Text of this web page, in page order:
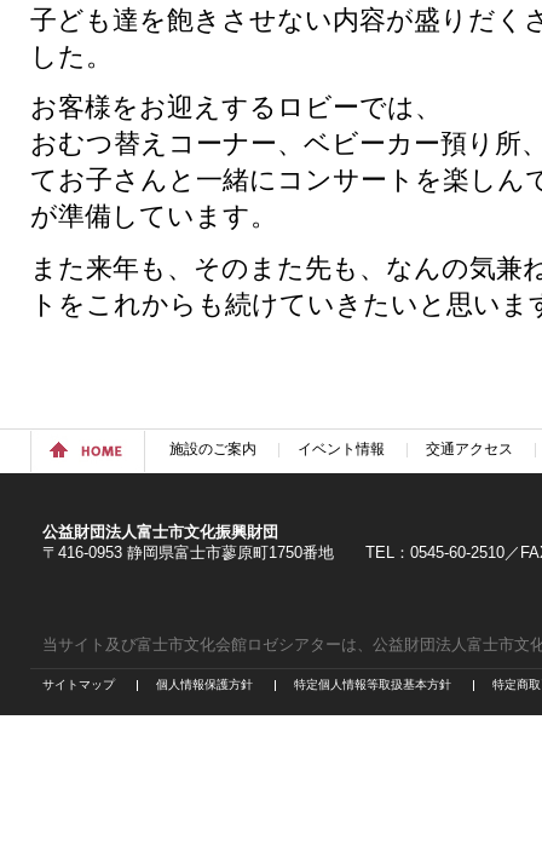
子ども達を飽きさせない内容が盛りだく
した。
お客様をお迎えするロビーでは、
おむつ替えコーナー、ベビーカー預り所
てお子さんと一緒にコンサートを楽しん
が準備しています。
また来年も、そのまた先も、なんの気兼
トをこれからも続けていきたいと思いま
施設のご案内 イベント情報 交通アクセス
公益財団法人富士市文化振興財団
〒416-0953 静岡県富士市蓼原町1750番地 TEL：0545-60-2510／
当サイト及び富士市文化会館ロゼシアターは、公益財団法人富士市文
サイトマップ 個人情報保護方針 特定個人情報等取扱基本方針 特定商